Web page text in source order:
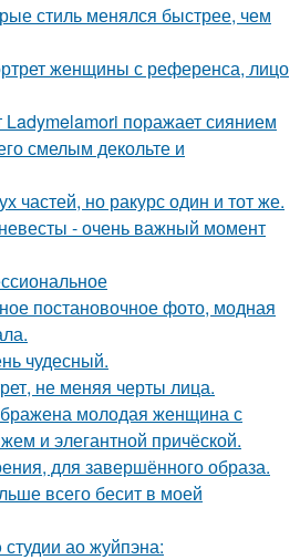
стиль менялся быстрее, чем
женщины с референса, лицо
поражает сиянием
смелым декольте и
частей, но ракурс один и тот же.
- очень важный момент
постановочное фото, модная
чудесный.
не меняя черты лица.
молодая женщина с
и элегантной причёской.
для завершённого образа.
всего бесит в моей
ао жуйпэна: